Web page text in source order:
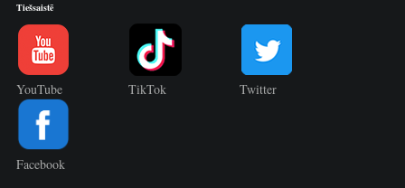
Tiešsaistē
YouTube TikTok Twitter
Facebook